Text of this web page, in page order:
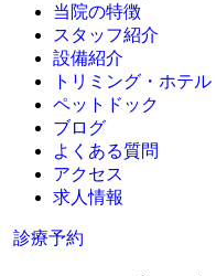
当院の特徴
スタッフ紹介
設備紹介
トリミング・ホテル
ペットドック
ブログ
よくある質問
アクセス
求人情報
診療予約